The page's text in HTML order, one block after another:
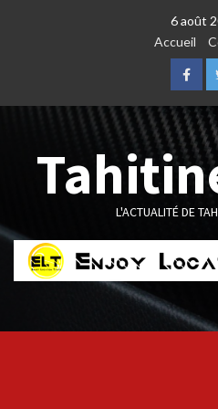
6 août
Accueil
L'ACTUALITÉ DE